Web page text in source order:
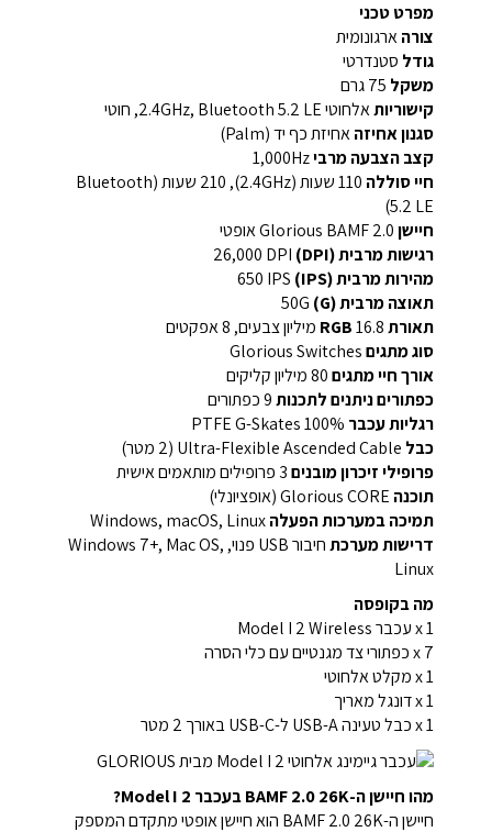
מפרט טכני
צורהארגונומית
גודל סטנדרטי
משקל
קישוריותאלחוטי 2.4GHz, Bluetooth 5.2 LE, חוטי
סגנון אחיזהאחיזת כף יד (Palm)
קצב הצבעה מרבי1,000Hz
חיי סוללה
110 שעות (2.4GHz), 210 שעות (Bluetooth
5.2 LE)
חיישןGlorious BAMF 2.0 אופטי
רגישות מרבית (DPI)
מהירות מרבית (IPS)
תאוצה מרבית (G)
תאורת RGB16.8 מיליון צבעים, 8 אפקטים
סוג מתגיםGlorious Switches
אורך חיי מתגים80 מיליון קליקים
כפתורים ניתנים לתכנות9 כפתורים
רגליות עכבר
כבל
פרופילי זיכרון מובנים3 פרופילים מותאמים אישית
תוכנה
תמיכה במערכות הפעלה
דרישות מערכת
חיבור USB פנוי, Windows 7+, Mac OS,
Linux
מה בקופסה
1 x עכבר Model I 2 Wireless
7 x כפתורי צד מגנטיים עם כלי הסרה
1 x מקלט אלחוטי
1 x דונגל מאריך
1 x כבל טעינה USB-A ל-USB-C באורך 2 מטר
מהו חיישן ה-BAMF 2.0 26K בעכבר Model I 2?
חיישן ה-BAMF 2.0 26K הוא חיישן אופטי מתקדם המספק